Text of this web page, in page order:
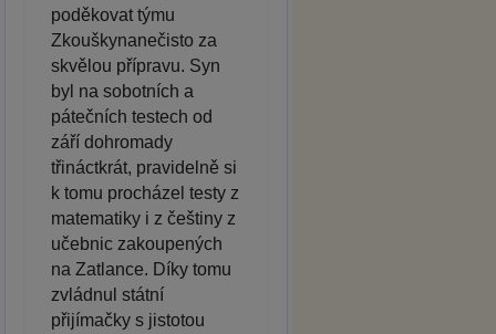
poděkovat týmu
Zkouškynanečisto za
skvělou přípravu. Syn
byl na sobotních a
pátečních testech od
září dohromady
třináctkrát, pravidelně si
k tomu procházel testy z
matematiky i z češtiny z
učebnic zakoupených
na Zatlance. Díky tomu
zvládnul státní
přijímačky s jistotou